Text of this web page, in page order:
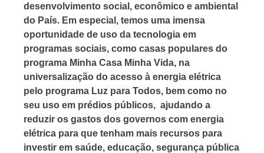
desenvolvimento social, econômico e ambiental
do País. Em especial, temos uma imensa
oportunidade de uso da tecnologia em
programas sociais, como casas populares do
programa Minha Casa Minha Vida, na
universalização do acesso à energia elétrica
pelo programa Luz para Todos, bem como no
seu uso em prédios públicos, ajudando a
reduzir os gastos dos governos com energia
elétrica para que tenham mais recursos para
investir em saúde, educação, segurança pública